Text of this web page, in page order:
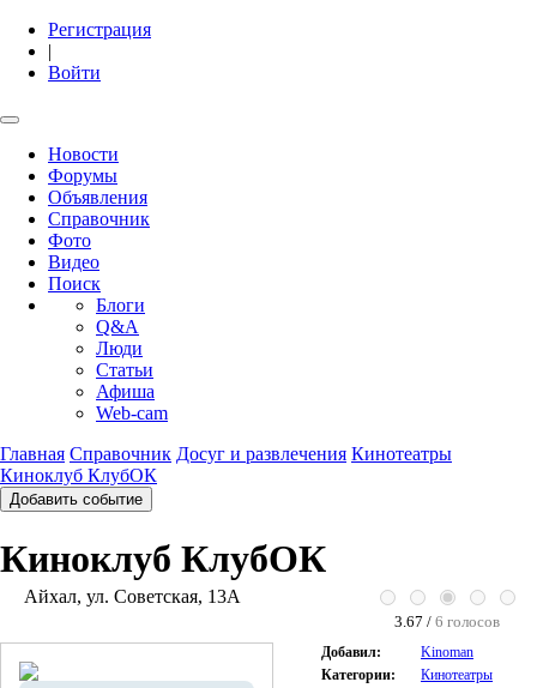
Регистрация
|
Войти
Новости
Форумы
Объявления
Справочник
Фото
Видео
Поиск
Блоги
Q&A
Люди
Статьи
Афиша
Web-cam
Главная Справочник Досуг и развлечения Кинотеатры
Киноклуб КлубОК
Киноклуб КлубОК
3.67 / 6 голосов
Айхал, ул. Советская, 13А
Добавил:
Kinoman
Категории:
Кинотеатры